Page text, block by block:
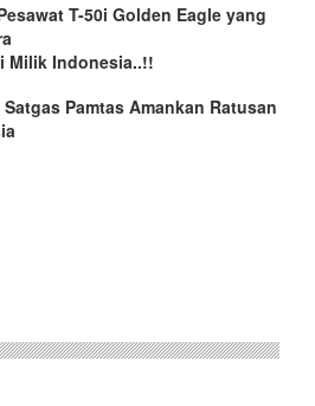
T-50i Golden Eagle yang
Milik Indonesia..!!
Pamtas Amankan Ratusan